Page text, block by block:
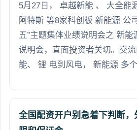
5月27日， 卓越新能 、 大全能
阿特斯 等8家科创板 新能源 公
五”主题集体业绩说明会之 新能
说明会，直面投资者关切。交
能、 锂 电到风电， 新能源 多
全国配资开户别急着下判断，